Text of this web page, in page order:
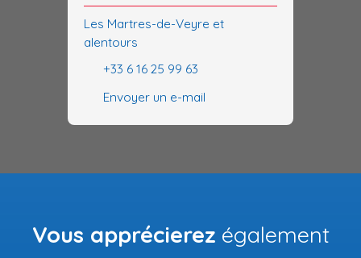
Les Martres-de-Veyre et
alentours
+33 6 16 25 99 63
Envoyer un e-mail
Vous apprécierez également